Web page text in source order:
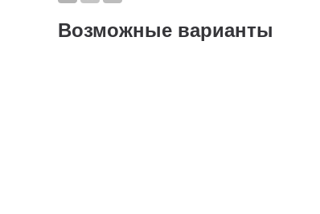
Возможные варианты